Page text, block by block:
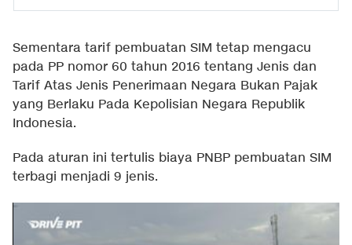
Sementara tarif pembuatan SIM tetap mengacu
pada PP nomor 60 tahun 2016 tentang Jenis dan
Tarif Atas Jenis Penerimaan Negara Bukan Pajak
yang Berlaku Pada Kepolisian Negara Republik
Indonesia.
Pada aturan ini tertulis biaya PNBP pembuatan SIM
terbagi menjadi 9 jenis.